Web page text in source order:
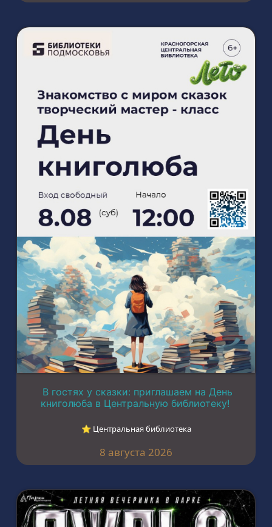
В гостях у сказки: приглашаем на День
книголюба в Центральную библиотеку!
⭐︎ Центральная библиотека
8 августа 2026